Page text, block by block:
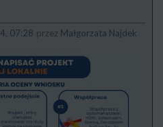
07:28 przez Małgorzata Najdek